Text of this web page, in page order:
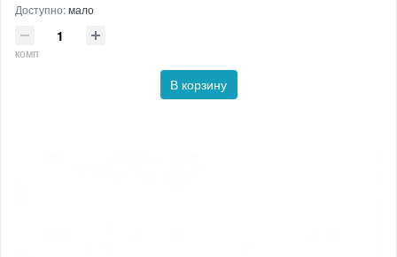
Доступно:мало
комп
В корзину